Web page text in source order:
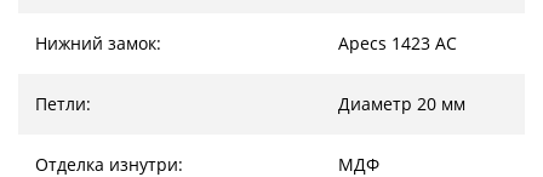
Нижний замок: Apecs 1423 AC
Петли: Диаметр 20 мм
Отделка изнутри: МДФ